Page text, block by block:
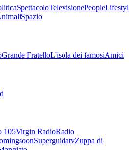
SpettacoloTelevisionePeople
Spazio
Grande FratelloL'isola dei famosiAmici
105Virgin RadioRadio
SuperguidatvZuppa di